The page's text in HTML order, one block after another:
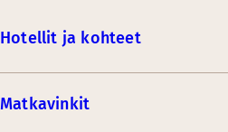
Hotellit ja kohteet
Matkavinkit